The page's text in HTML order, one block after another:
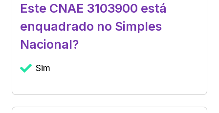
Este CNAE 3103900 está
enquadrado no Simples
Nacional?
Sim